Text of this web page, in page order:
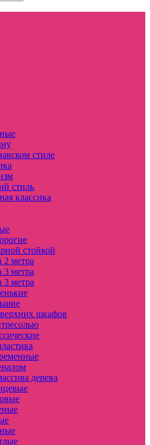
стиле
стиль
классика
стойкой
2 метра
3 метра
3 метра
верхних шкафов
дерева